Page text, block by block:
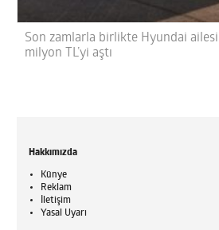
Son zamlarla birlikte Hyundai
milyon TL’yi aştı
Hakkımızda
Künye
Reklam
İletişim
Yasal Uyarı